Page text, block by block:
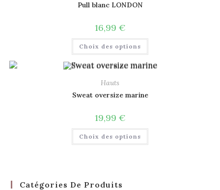
Pull blanc LONDON
16,99 €
Choix des options
Hauts
Sweat oversize marine
19,99 €
Choix des options
Catégories De Produits